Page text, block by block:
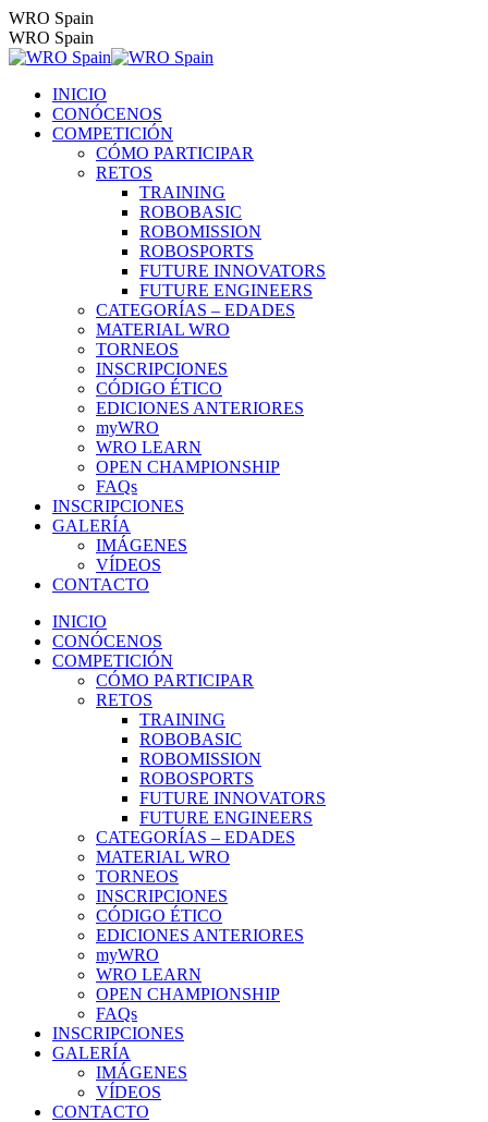
Saltar
al
contenido
WRO Spain
WRO Spain
INICIO
CONÓCENOS
COMPETICIÓN
CÓMO PARTICIPAR
RETOS
TRAINING
ROBOBASIC
ROBOMISSION
ROBOSPORTS
FUTURE INNOVATORS
FUTURE ENGINEERS
CATEGORÍAS – EDADES
MATERIAL WRO
TORNEOS
INSCRIPCIONES
CÓDIGO ÉTICO
EDICIONES ANTERIORES
myWRO
WRO LEARN
OPEN CHAMPIONSHIP
FAQs
INSCRIPCIONES
GALERÍA
IMÁGENES
VÍDEOS
CONTACTO
INICIO
CONÓCENOS
COMPETICIÓN
CÓMO PARTICIPAR
RETOS
TRAINING
ROBOBASIC
ROBOMISSION
ROBOSPORTS
FUTURE INNOVATORS
FUTURE ENGINEERS
CATEGORÍAS – EDADES
MATERIAL WRO
TORNEOS
INSCRIPCIONES
CÓDIGO ÉTICO
EDICIONES ANTERIORES
myWRO
WRO LEARN
OPEN CHAMPIONSHIP
FAQs
INSCRIPCIONES
GALERÍA
IMÁGENES
VÍDEOS
CONTACTO